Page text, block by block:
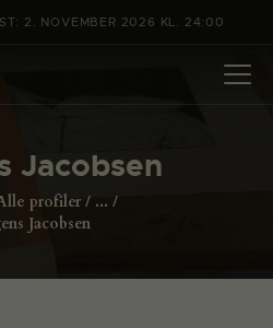
2. NOVEMBER 2026 KL. 24:00
Jacobsen
profiler
...
Jacobsen